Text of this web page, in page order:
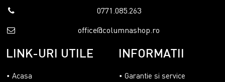
0771.085.263
office@columnashop.ro
LINK-URI UTILE
Acasa
INFORMATII
Garantie si service